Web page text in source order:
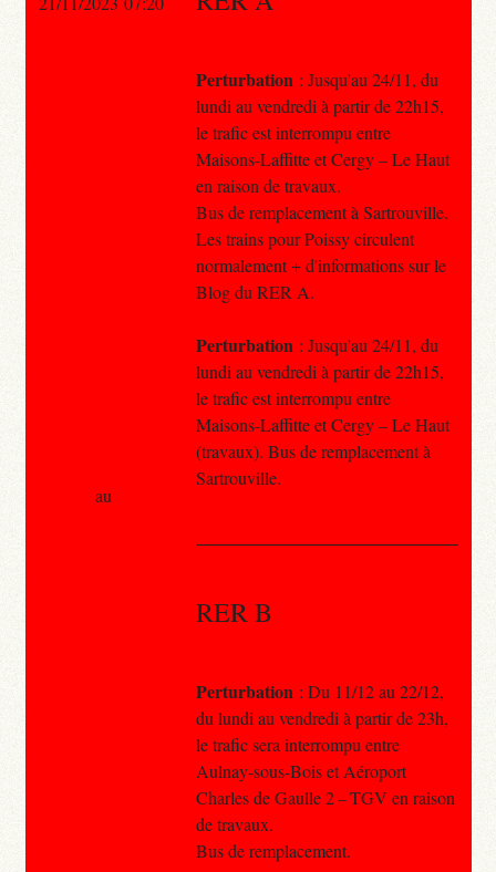
Perturbation : Jusqu'au 24/11, du
lundi au vendredi à partir de 22h15,
le trafic est interrompu entre
Maisons-Laffitte et Cergy – Le Haut
en raison de travaux.
Bus de remplacement à Sartrouville.
Les trains pour Poissy circulent
normalement + d'informations sur le
Blog du RER A.
Perturbation : Jusqu'au 24/11, du
lundi au vendredi à partir de 22h15,
le trafic est interrompu entre
Maisons-Laffitte et Cergy – Le Haut
(travaux). Bus de remplacement à
Sartrouville.
RER B
Perturbation : Du 11/12 au 22/12,
du lundi au vendredi à partir de 23h,
le trafic sera interrompu entre
Aulnay-sous-Bois et Aéroport
Charles de Gaulle 2 – TGV en raison
de travaux.
Bus de remplacement.
au